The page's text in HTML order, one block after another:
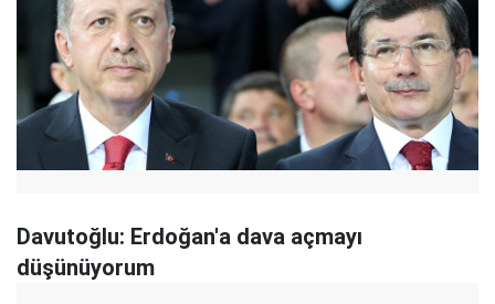
Davutoğlu: Erdoğan'a dava açmayı
düşünüyorum